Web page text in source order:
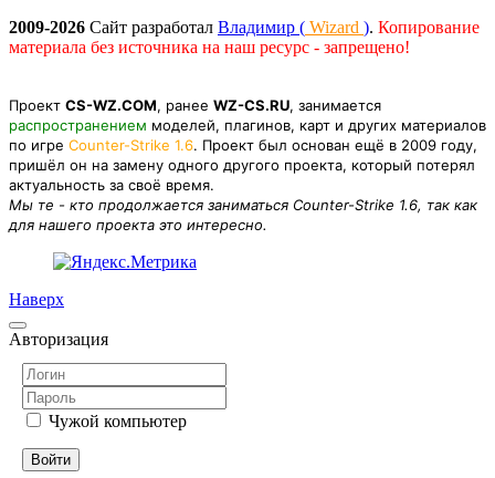
2009-2026 Сайт разработал Владимир ( Wizard ). Копирование
материала без источника на наш ресурс - запрещено!
Проект CS-WZ.COM, ранее WZ-CS.RU, занимается
распространением моделей, плагинов, карт и других материалов
по игре Counter-Strike 1.6. Проект был основан ещё в 2009 году,
пришёл он на замену одного другого проекта, который потерял
актуальность за своё время.
Мы те - кто продолжается заниматься Counter-Strike 1.6, так как
для нашего проекта это интересно.
Наверх
Авторизация
Чужой компьютер
Войти